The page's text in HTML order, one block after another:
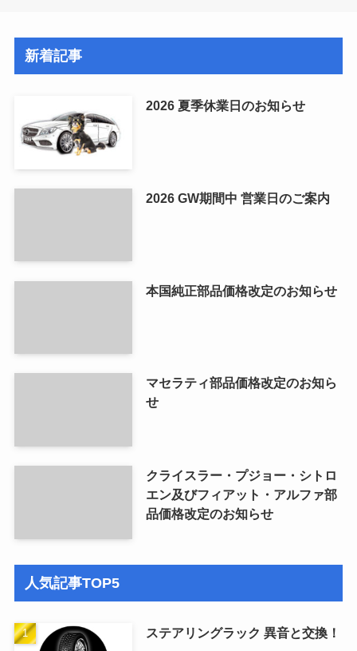
新着記事
2026 夏季休業日のお知らせ
2026 GW期間中 営業日のご案内
本国純正部品価格改定のお知らせ
マセラティ部品価格改定のお知ら
せ
クライスラー・プジョー・シトロ
エン及びフィアット・アルファ部
品価格改定のお知らせ
人気記事TOP5
ステアリングラック 異音と交換！